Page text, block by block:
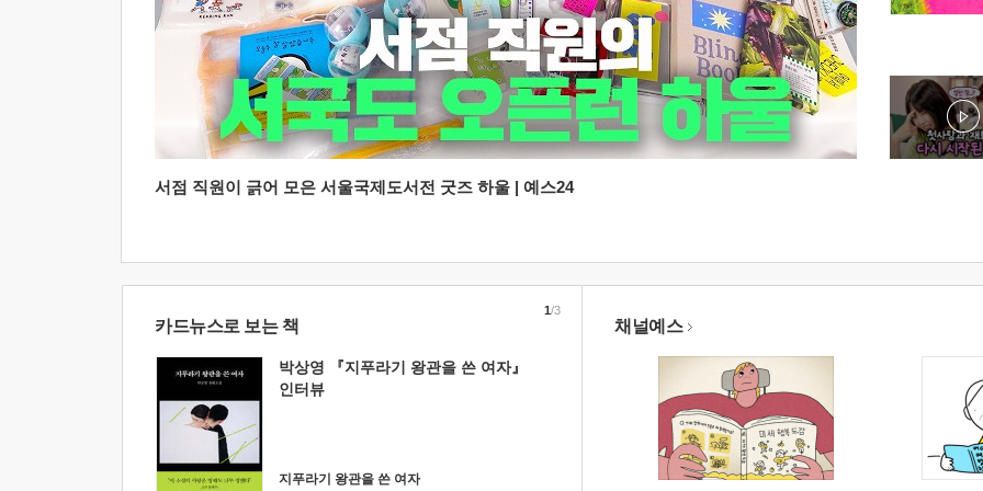
서점 직원이 긁어 모은 서울국제도서전 굿즈 하울 | 예스24
카드뉴스로 보는 책
박상영 『지푸라기 왕관을 쓴 여자』
인터뷰
지푸라기 왕관을 쓴 여자
1/3
채널예스